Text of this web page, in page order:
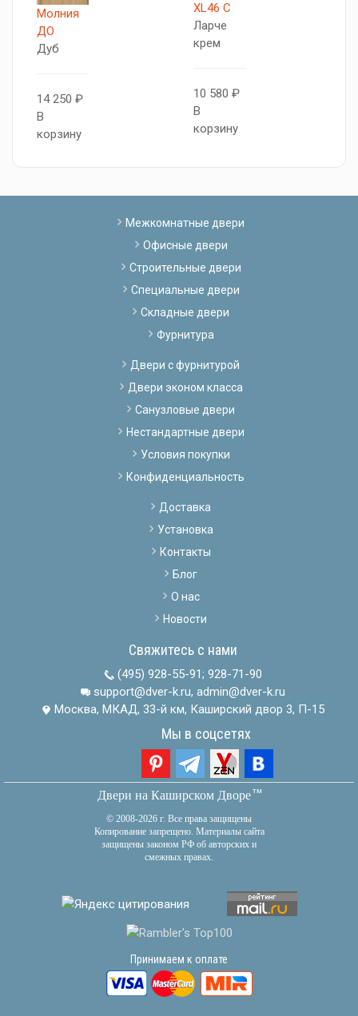
Молния
ДО
Дуб
14 250 ₽
В
корзину
XL46 C
Ларче
крем
10 580 ₽
В
корзину
Межкомнатные двери
Офисные двери
Строительные двери
Специальные двери
Складные двери
Фурнитура
Двери с фурнитурой
Двери эконом класса
Санузловые двери
Нестандартные двери
Условия покупки
Конфиденциальность
Доставка
Установка
Контакты
Блог
О нас
Новости
Свяжитесь с нами
(495) 928-55-91; 928-71-90
support@dver-k.ru, admin@dver-k.ru
Москва, МКАД, 33-й км, Каширский двор 3, П-15
Мы в соцсетях
Двери на Каширском Дворетм
© 2008-2026 г. Все права защищены
Копирование запрещено. Материалы сайта
защищены законом РФ об авторских и
смежных правах.
Принимаем к оплате